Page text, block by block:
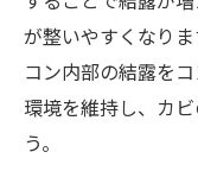
が整いやすくなり
コン内部の結露を
環境を維持し、カ
う。